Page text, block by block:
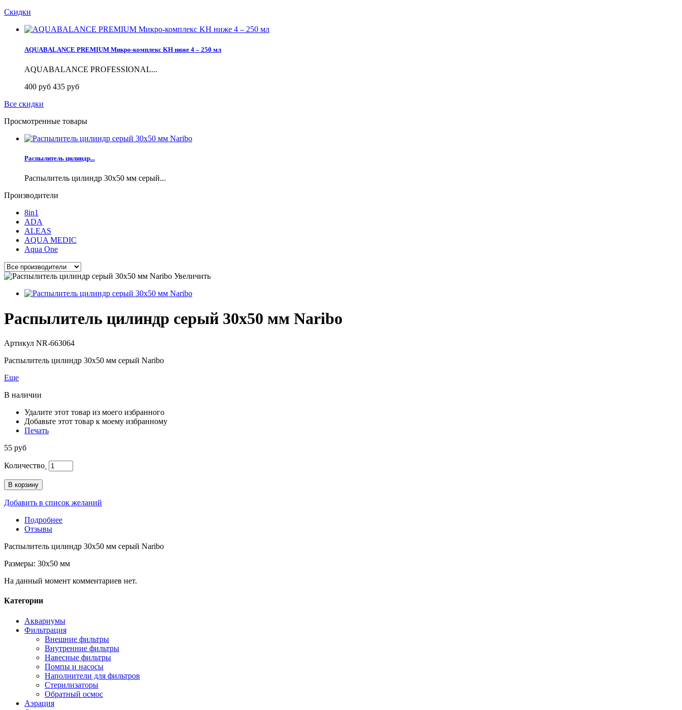
Скидки
AQUABALANCE PREMIUM Микро-комплекс KH ниже 4 – 250 мл
AQUABALANCE PROFESSIONAL...
400 руб 435 руб
Все скидки
Просмотренные товары
Распылитель цилиндр...
Распылитель цилиндр 30x50 мм серый...
Производители
8in1
ADA
ALEAS
AQUA MEDIC
Aqua One
Увеличить
Распылитель цилиндр серый 30x50 мм Naribo
Артикул NR-663064
Распылитель цилиндр 30x50 мм серый Naribo
Еще
В наличии
Удалите этот товар из моего избранного
Добавьте этот товар к моему избранному
Печать
55 руб
Количество
В корзину
Добавить в список желаний
Подробнее
Отзывы
Распылитель цилиндр 30x50 мм серый Naribo
Размеры: 30x50 мм
На данный момент комментариев нет.
Категории
Аквариумы
Фильтрация
Внешние фильтры
Внутренние фильтры
Навесные фильтры
Помпы и насосы
Наполнители для фильтров
Стерилизаторы
Обратный осмос
Аэрация